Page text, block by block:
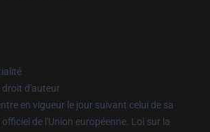
droit d'auteur
en vigueur le jour suivant celui de sa
de l'Union européenne. Loi sur la